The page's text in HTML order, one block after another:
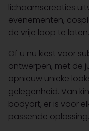
lichaamscreaties
evenementen,
de vrije loop te laten.
Of u nu kiest voor
ontwerpen, met de
opnieuw unieke
gelegenheid. Van
bodyart, er is voor
passende oplossing.